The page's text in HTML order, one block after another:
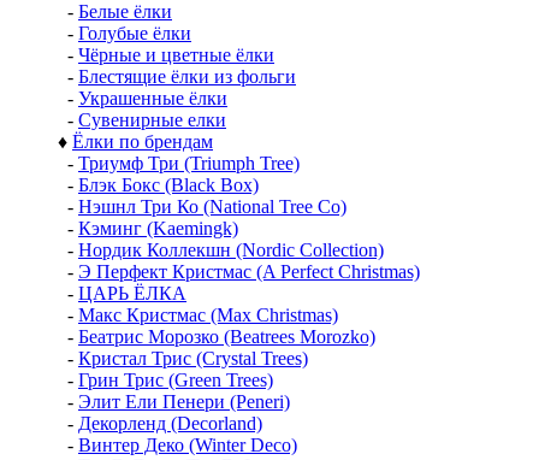
- Белые ёлки
- Голубые ёлки
- Чёрные и цветные ёлки
- Блестящие ёлки из фольги
- Украшенные ёлки
- Сувенирные елки
♦ Ёлки по брендам
- Триумф Три (Triumph Tree)
- Блэк Бокс (Black Box)
- Нэшнл Три Ко (National Tree Co)
- Кэминг (Kaemingk)
- Нордик Коллекшн (Nordic Collection)
- Э Перфект Кристмас (A Perfect Christmas)
- ЦАРЬ ЁЛКА
- Макс Кристмас (Max Christmas)
- Беатрис Морозко (Beatrees Morozko)
- Кристал Трис (Crystal Trees)
- Грин Трис (Green Trees)
- Элит Ели Пенери (Peneri)
- Декорленд (Decorland)
- Винтер Деко (Winter Deco)